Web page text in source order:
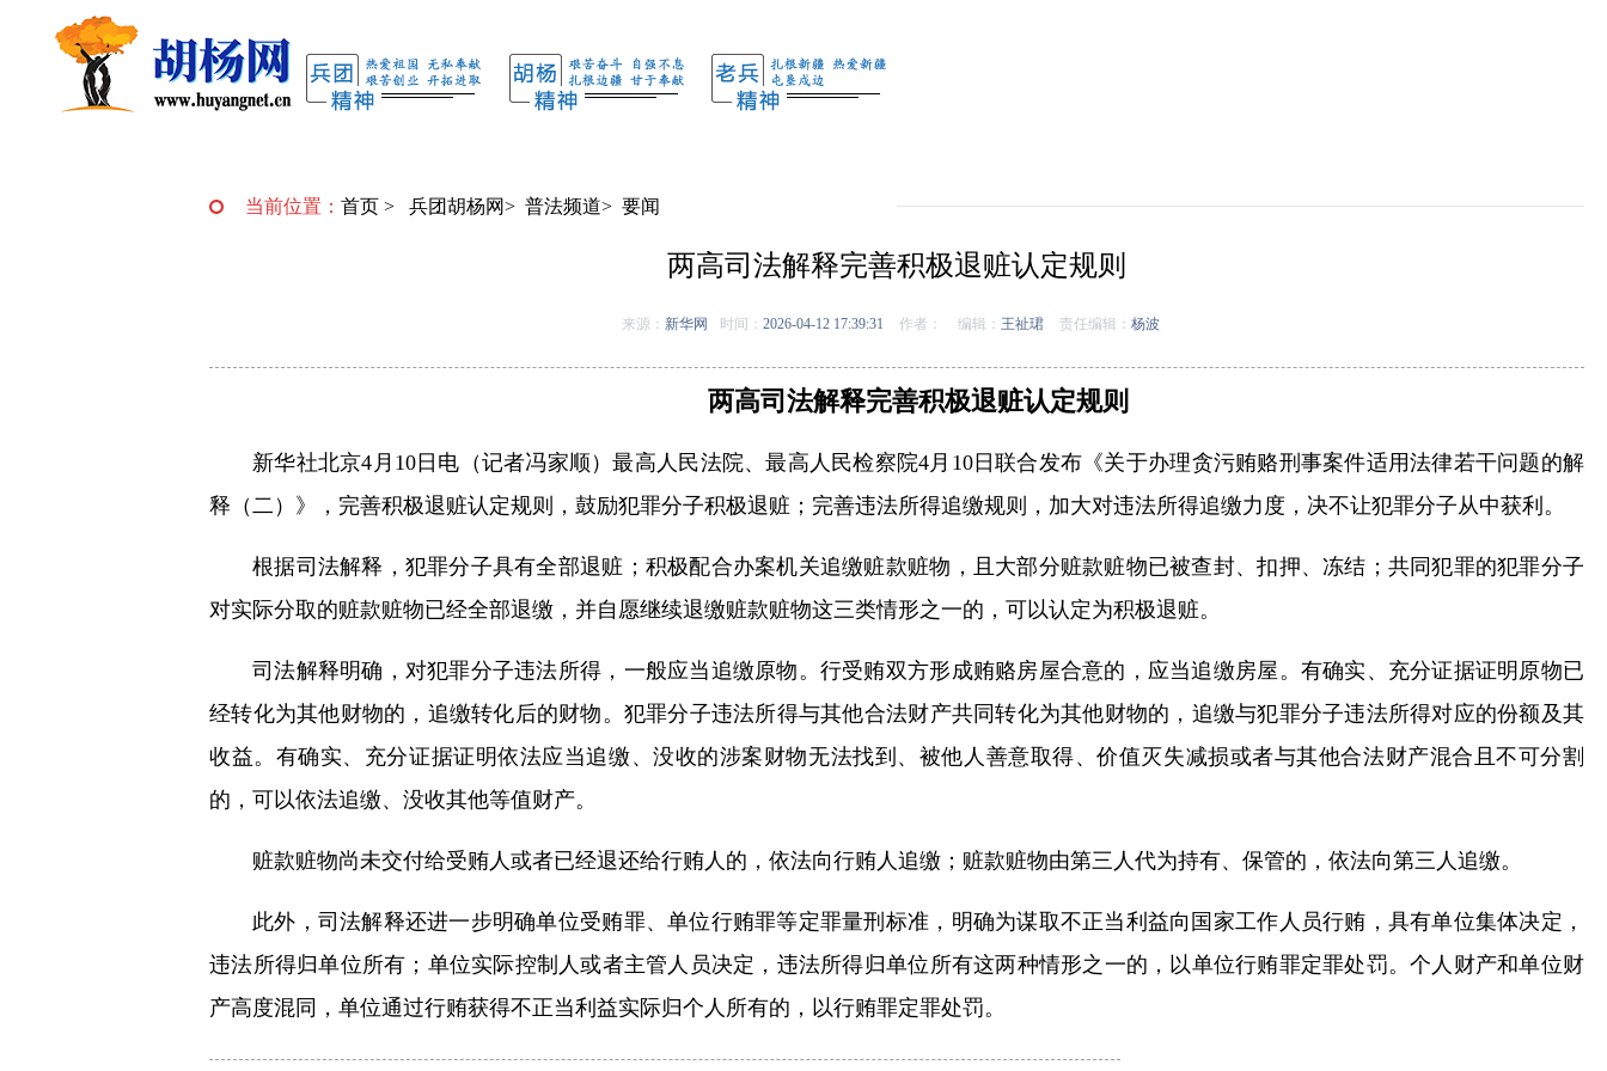
当前位置： 首页 > 兵团胡杨网> 普法频道> 要闻
两高司法解释完善积极退赃认定规则
来源： 新华网 时间： 2026-04-12 17:39:31 作者： 编辑： 王祉珺 责任编辑： 杨波
两高司法解释完善积极退赃认定规则
新华社北京4月10日电（记者冯家顺）最高人民法院、最高人民检察院4月10日联合发布《关于办理贪污贿赂刑事案件适用法律若干问题的解
释（二）》，完善积极退赃认定规则，鼓励犯罪分子积极退赃；完善违法所得追缴规则，加大对违法所得追缴力度，决不让犯罪分子从中获利。
根据司法解释，犯罪分子具有全部退赃；积极配合办案机关追缴赃款赃物，且大部分赃款赃物已被查封、扣押、冻结；共同犯罪的犯罪分子
对实际分取的赃款赃物已经全部退缴，并自愿继续退缴赃款赃物这三类情形之一的，可以认定为积极退赃。
司法解释明确，对犯罪分子违法所得，一般应当追缴原物。行受贿双方形成贿赂房屋合意的，应当追缴房屋。有确实、充分证据证明原物已
经转化为其他财物的，追缴转化后的财物。犯罪分子违法所得与其他合法财产共同转化为其他财物的，追缴与犯罪分子违法所得对应的份额及其
收益。有确实、充分证据证明依法应当追缴、没收的涉案财物无法找到、被他人善意取得、价值灭失减损或者与其他合法财产混合且不可分割
的，可以依法追缴、没收其他等值财产。
赃款赃物尚未交付给受贿人或者已经退还给行贿人的，依法向行贿人追缴；赃款赃物由第三人代为持有、保管的，依法向第三人追缴。
此外，司法解释还进一步明确单位受贿罪、单位行贿罪等定罪量刑标准，明确为谋取不正当利益向国家工作人员行贿，具有单位集体决定，
违法所得归单位所有；单位实际控制人或者主管人员决定，违法所得归单位所有这两种情形之一的，以单位行贿罪定罪处罚。个人财产和单位财
产高度混同，单位通过行贿获得不正当利益实际归个人所有的，以行贿罪定罪处罚。